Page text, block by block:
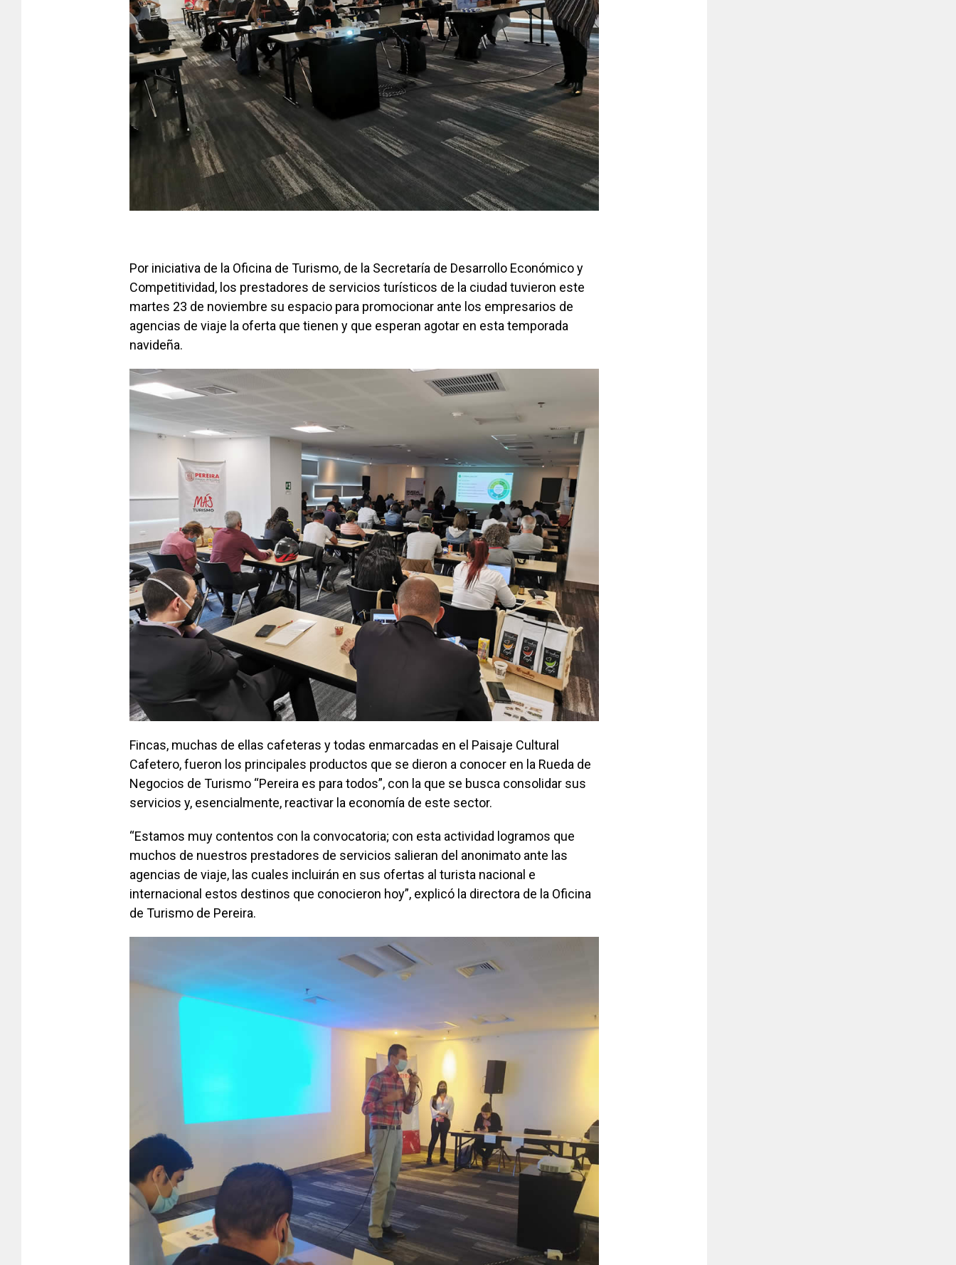
Por iniciativa de la Oficina de Turismo, de la Secretaría de Desarrollo Económico y
Competitividad, los prestadores de servicios turísticos de la ciudad tuvieron este
martes 23 de noviembre su espacio para promocionar ante los empresarios de
agencias de viaje la oferta que tienen y que esperan agotar en esta temporada
navideña.
Fincas, muchas de ellas cafeteras y todas enmarcadas en el Paisaje Cultural
Cafetero, fueron los principales productos que se dieron a conocer en la Rueda de
Negocios de Turismo “Pereira es para todos”, con la que se busca consolidar sus
servicios y, esencialmente, reactivar la economía de este sector.
“Estamos muy contentos con la convocatoria; con esta actividad logramos que
muchos de nuestros prestadores de servicios salieran del anonimato ante las
agencias de viaje, las cuales incluirán en sus ofertas al turista nacional e
internacional estos destinos que conocieron hoy”, explicó la directora de la Oficina
de Turismo de Pereira.